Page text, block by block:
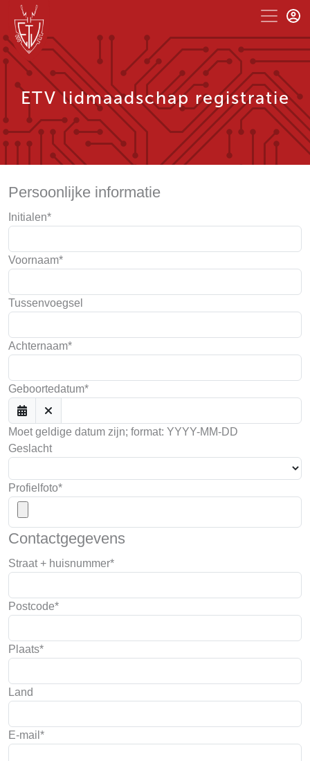
ETV lidmaadschap registratie
Persoonlijke informatie
Initialen*
Voornaam*
Tussenvoegsel
Achternaam*
Geboortedatum*
Moet geldige datum zijn; format: YYYY-MM-DD
Geslacht
Profielfoto*
Contactgegevens
Straat + huisnummer*
Postcode*
Plaats*
Land
E-mail*